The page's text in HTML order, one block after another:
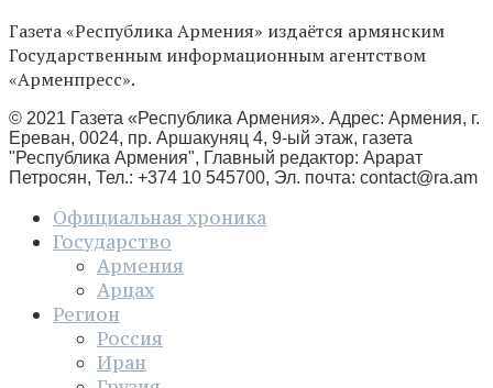
Газета «Республика Армения» издаётся армянским
Государственным информационным агентством
«Арменпресс».
© 2021 Газета «Республика Армения». Адрес: Армения, г.
Ереван, 0024, пр. Аршакуняц 4, 9-ый этаж, газета
"Республика Армения", Главный редактор: Арарат
Петросян, Тел.: +374 10 545700, Эл. почта: contact@ra.am
Официальная хроника
Государство
Армения
Арцах
Регион
Россия
Иран